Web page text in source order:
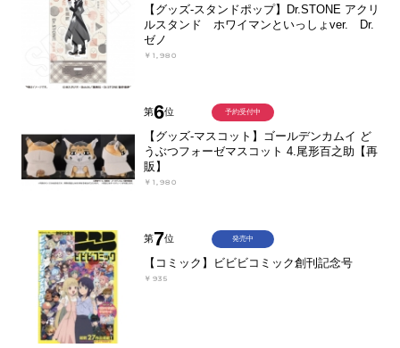
【グッズ-スタンドポップ】Dr.STONE アクリ
ルスタンド ホワイマンといっしょver. Dr.
ゼノ
￥1,980
第6位
【グッズ-マスコット】ゴールデンカムイ ど
うぶつフォーゼマスコット 4.尾形百之助【再
販】
￥1,980
予約受付中
第7位
【コミック】ビビビコミック創刊記念号
￥935
発売中